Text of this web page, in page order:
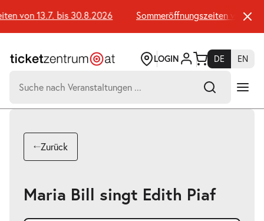
Seiteninhalt
springen
von 13.7. bis 30.8.2026 Sommeröffnungszeiten von
LOGIN DE
EN
nach:
Suchtreffer:
Zurück
Maria Bill singt Edith Piaf